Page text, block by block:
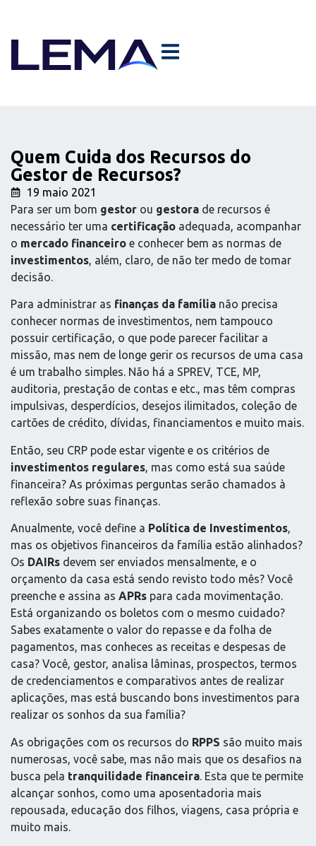
Quem Cuida dos Recursos do
Gestor de Recursos?
19 maio 2021
Para ser um bom gestor ou gestora de recursos é
necessário ter uma certificação adequada, acompanhar
o mercado financeiro e conhecer bem as normas de
investimentos, além, claro, de não ter medo de tomar
decisão.
Para administrar as finanças da família não precisa
conhecer normas de investimentos, nem tampouco
possuir certificação, o que pode parecer facilitar a
missão, mas nem de longe gerir os recursos de uma casa
é um trabalho simples. Não há a SPREV, TCE, MP,
auditoria, prestação de contas e etc., mas têm compras
impulsivas, desperdícios, desejos ilimitados, coleção de
cartões de crédito, dívidas, financiamentos e muito mais.
Então, seu CRP pode estar vigente e os critérios de
investimentos regulares, mas como está sua saúde
financeira? As próximas perguntas serão chamados à
reflexão sobre suas finanças.
Anualmente, você define a Política de Investimentos,
mas os objetivos financeiros da família estão alinhados?
Os DAIRs devem ser enviados mensalmente, e o
orçamento da casa está sendo revisto todo mês? Você
preenche e assina as APRs para cada movimentação.
Está organizando os boletos com o mesmo cuidado?
Sabes exatamente o valor do repasse e da folha de
pagamentos, mas conheces as receitas e despesas de
casa? Você, gestor, analisa lâminas, prospectos, termos
de credenciamentos e comparativos antes de realizar
aplicações, mas está buscando bons investimentos para
realizar os sonhos da sua família?
As obrigações com os recursos do RPPS são muito mais
numerosas, você sabe, mas não mais que os desafios na
busca pela tranquilidade financeira . Esta que te permite
alcançar sonhos, como uma aposentadoria mais
repousada, educação dos filhos, viagens, casa própria e
muito mais.